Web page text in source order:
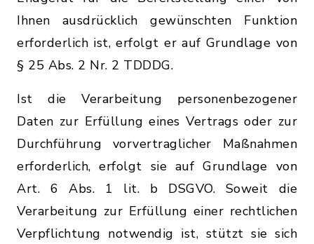
Ihnen ausdrücklich gewünschten Funktion
erforderlich ist, erfolgt er auf Grundlage von
§ 25 Abs. 2 Nr. 2 TDDDG.
Ist die Verarbeitung personenbezogener
Daten zur Erfüllung eines Vertrags oder zur
Durchführung vorvertraglicher Maßnahmen
erforderlich, erfolgt sie auf Grundlage von
Art. 6 Abs. 1 lit. b DSGVO. Soweit die
Verarbeitung zur Erfüllung einer rechtlichen
Verpflichtung notwendig ist, stützt sie sich